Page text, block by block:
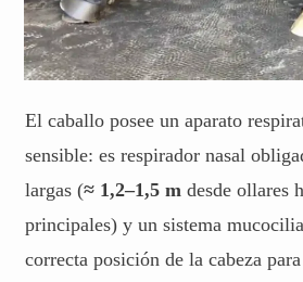
El caballo posee un aparato
sensible: es respirador nasal
largas (≈ 1,2–1,5 m desde ollares
principales) y un sistema
correcta posición de la cabeza